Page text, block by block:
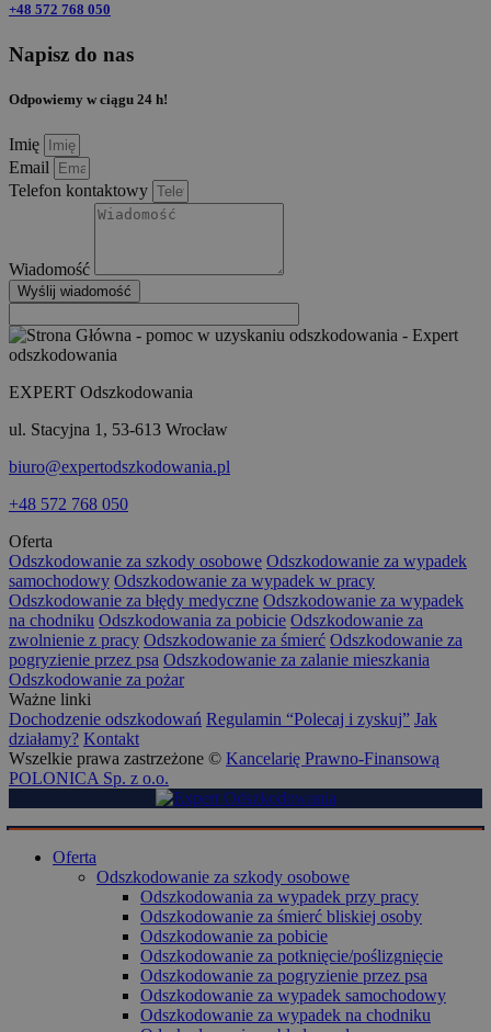
+48 572 768 050
Napisz do nas
Odpowiemy w ciągu 24 h!
Imię
Email
Telefon kontaktowy
Wiadomość
Wyślij wiadomość
EXPERT Odszkodowania
ul. Stacyjna 1, 53-613 Wrocław
biuro@expertodszkodowania.pl
+48 572 768 050
Oferta
Odszkodowanie za szkody osobowe Odszkodowanie za wypadek
samochodowy Odszkodowanie za wypadek w pracy
Odszkodowanie za błędy medyczne Odszkodowanie za wypadek
na chodniku Odszkodowania za pobicie Odszkodowanie za
zwolnienie z pracy Odszkodowanie za śmierć Odszkodowanie za
pogryzienie przez psa Odszkodowanie za zalanie mieszkania
Odszkodowanie za pożar
Ważne linki
Dochodzenie odszkodowań Regulamin “Polecaj i zyskuj” Jak
działamy? Kontakt
Wszelkie prawa zastrzeżone © Kancelarię Prawno-Finansową
POLONICA Sp. z o.o.
Oferta
Odszkodowanie za szkody osobowe
Odszkodowania za wypadek przy pracy
Odszkodowanie za śmierć bliskiej osoby
Odszkodowanie za pobicie
Odszkodowanie za potknięcie/poślizgnięcie
Odszkodowanie za pogryzienie przez psa
Odszkodowanie za wypadek samochodowy
Odszkodowanie za wypadek na chodniku